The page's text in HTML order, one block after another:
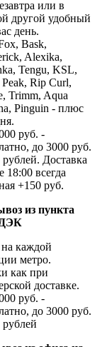
или в
другой удобный
день.
Bask,
Alexika,
Tengu, KSL,
Rip Curl,
Trimm, Aqua
Pinguin - плюс
руб. -
до 3000 руб.
рублей. Доставка
18:00 всегда
+150 руб.
из пункта
на каждой
метро.
как при
доставке.
руб. -
до 3000 руб.
рублей